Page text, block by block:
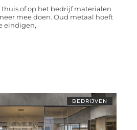
of op het bedrijf materialen
mee doen. Oud metaal hoeft
eindigen,
BEDRIJVEN